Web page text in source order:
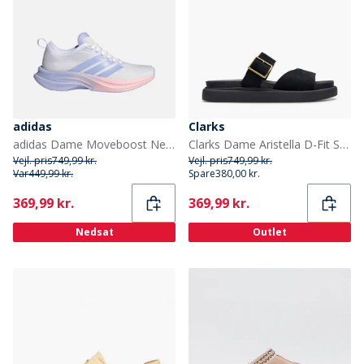
adidas
adidas Dame Moveboost Neutrale Løbesko Fodtøj Footwear White/Violet Tone/Hi-Res Yellow
Vejl. pris749,99 kr.
Var449,99 kr.
Current
369,99 kr.
Nedsat
Clarks
Clarks Dame Aristella D-Fit Sandaler Sort
Vejl. pris749,99 kr.
Spare380,00 kr.
Current
369,99 kr.
Outlet